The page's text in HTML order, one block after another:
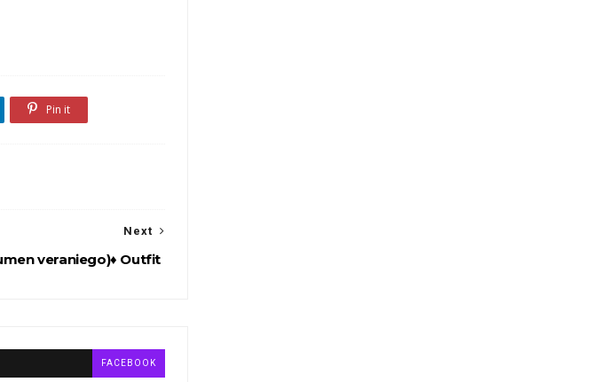
Pin it
Next
veraniego)♦ Outfit
FACEBOOK